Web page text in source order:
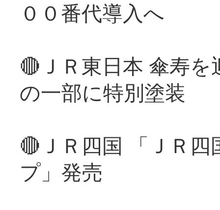
００番代導入へ
🔴ＪＲ東日本 傘寿
の一部に特別塗装
🔴ＪＲ四国 「ＪＲ
プ」発売